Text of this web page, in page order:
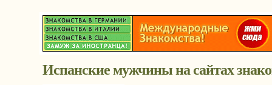
Испанские мужчины на сайтах